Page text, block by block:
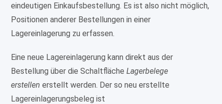
eindeutigen Einkaufsbestellung. Es ist also nicht möglich,
Positionen anderer Bestellungen in einer
Lagereinlagerung zu erfassen.
Eine neue Lagereinlagerung kann direkt aus der
Bestellung über die SchaltflächeLagerbelege
erstellen erstellt werden. Der so neu erstellte
Lagereinlagerungsbeleg ist